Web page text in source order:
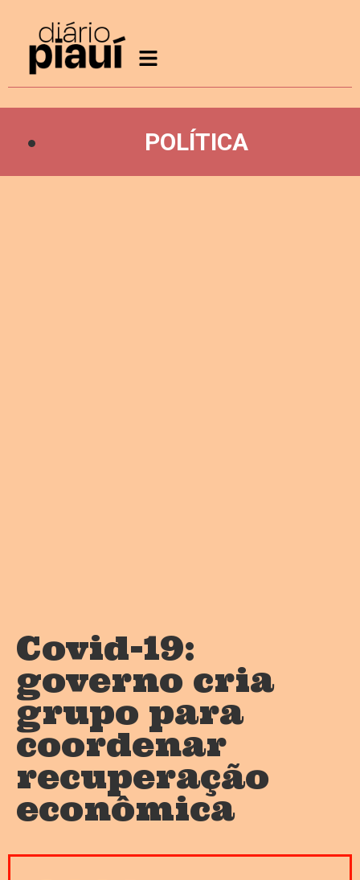
POLÍTICA
Covid-19:
governo cria
grupo para
coordenar
recuperação
econômica